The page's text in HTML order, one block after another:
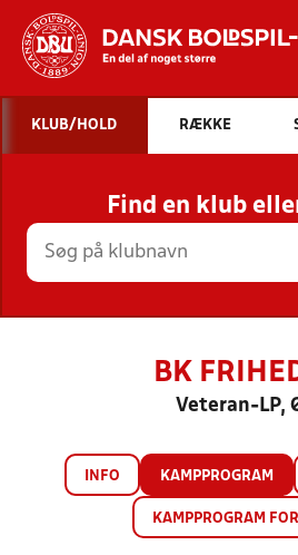
STILLINGER,
HOLD
KLUB/HOLD RÆKKE
Find en klub
BK
Veteran-LP,
INFO KAMPPROGRAM
KAMPPROGRAM